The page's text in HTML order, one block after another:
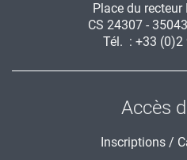
Place du recteur
CS 24307 -
Tél. : +33 (0)2
Accès
Inscriptions /